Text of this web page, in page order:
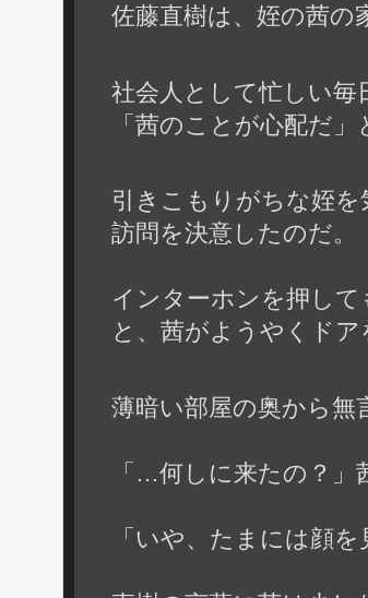
佐藤直樹は、姪の茜の
社会人として忙しい毎
「茜のことが心配だ
引きこもりがちな姪
訪問を決意したのだ。
インターホンを押し
と、茜がようやくドア
薄暗い部屋の奥から無
「…何しに来たの？」
「いや、たまには顔